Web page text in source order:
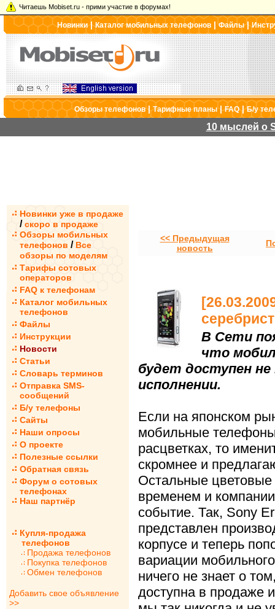
Читаешь Mobiset.ru - прими участие в форумах!
Новинки|Каталог мобильных телефонов |Файлы|
Обзоры телефонов|Тарифные планы|FAQ|Б/у
10 мыслей о
Новинки уже в продаже
/ скоро в продаже
Обзоры мобильных
телефонов / Все
обзоры по моделям
Тарифы сотовых
операторов
FAQ к телефонам
Каталог мобильных
телефонов
Файлы
Инструкции
Новости
Статьи
Словарь терминов
Отправка SMS-
сообщений
Б/у телефоны
Сайты
Наши опросы
О проекте
Полезные ссылки
Обратная связь
Форум о сотовых
телефонах
Наш партнёр
Купля-продажа
телефонов
Продажа телефонов
Покупка телефонов
Обмен телефонов
Добавить свое объявление
>>
<< Предыдущая
новость
В Сети
что
будет доступен
исполнении.
Если на японском
мобильные
расцветках, то
скромнее и
Остальные
временем и
событие. Так, Sony
представлен
корпусе и теперь
вариации
ничего не знает о
доступна в продаже